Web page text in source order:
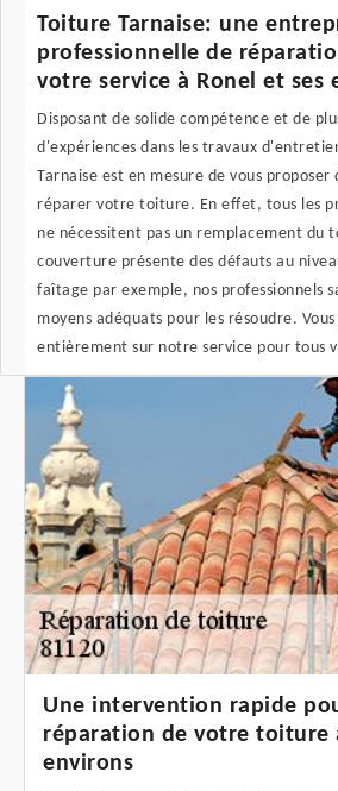
Toiture Tarnaise: une
professionnelle de
votre service à Ronel et ses
Disposant de solide compétence et de
d'expériences dans les travaux
Tarnaise est en mesure de vous proposer
réparer votre toiture. En effet, tous les
ne nécessitent pas un remplacement du
couverture présente des défauts au
faîtage par exemple, nos professionnels
moyens adéquats pour les résoudre.
entièrement sur notre service pour tous
Une intervention rapide
réparation de votre toiture
environs